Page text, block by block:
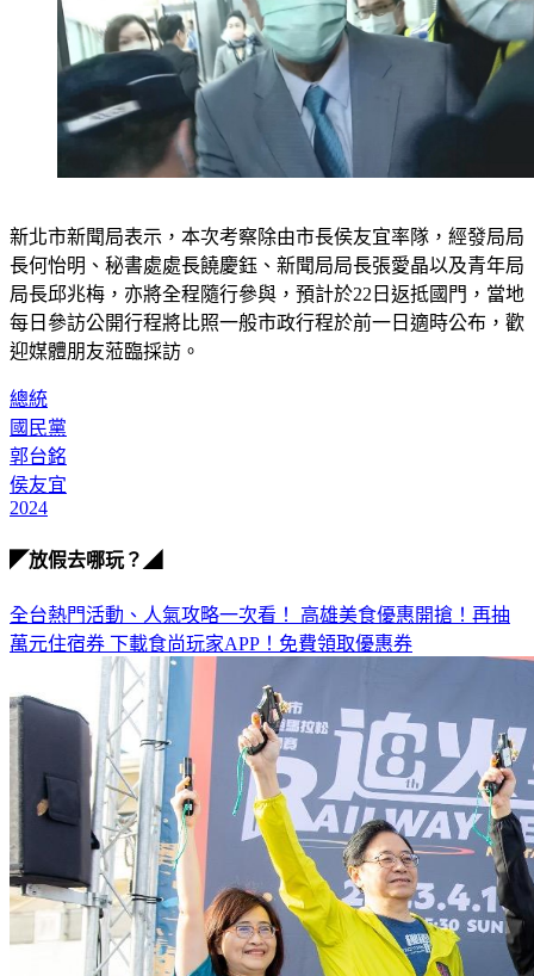
長何怡明、秘書處處長饒慶鈺、新聞局局長張愛晶以及青年局
局長邱兆梅，亦將全程隨行參與，預計於22日返抵國門，當地
每日參訪公開行程將比照一般市政行程於前一日適時公布，歡
迎媒體朋友蒞臨採訪。
國民黨
郭台銘
侯友宜
2024
萬元住宿券下載食尚玩家APP！免費領取優惠券